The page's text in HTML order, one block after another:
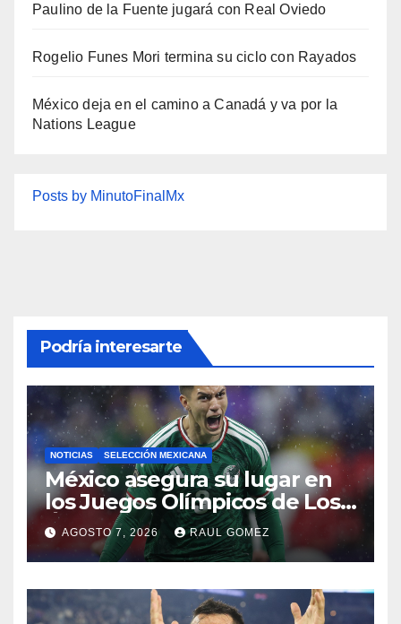
Paulino de la Fuente jugará con Real Oviedo
Rogelio Funes Mori termina su ciclo con Rayados
México deja en el camino a Canadá y va por la
Nations League
Posts by MinutoFinalMx
Podría interesarte
NOTICIAS SELECCIÓN MEXICANA
México asegura su lugar en
los Juegos Olímpicos de Los
Ángeles 2028
AGOSTO 7, 2026 RAUL GOMEZ